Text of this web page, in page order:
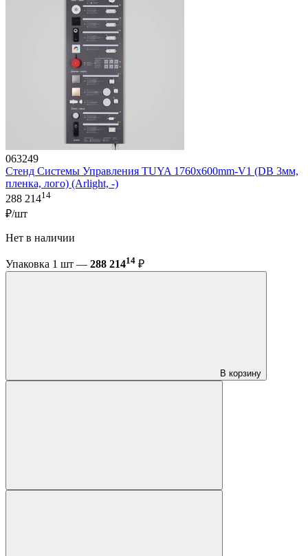
063249
Стенд Системы Управления TUYA 1760x600mm-V1 (DB 3мм,
пленка, лого) (Arlight, -)
288 21414
₽/шт
Нет в наличии
Упаковка 1 шт — 288 21414 ₽
В корзину